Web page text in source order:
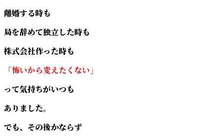
離婚する時も
局を辞めて独立した時も
株式会社作った時も
「怖いから変えたくない」
って気持ちがいつも
ありました。
でも、その後かならず